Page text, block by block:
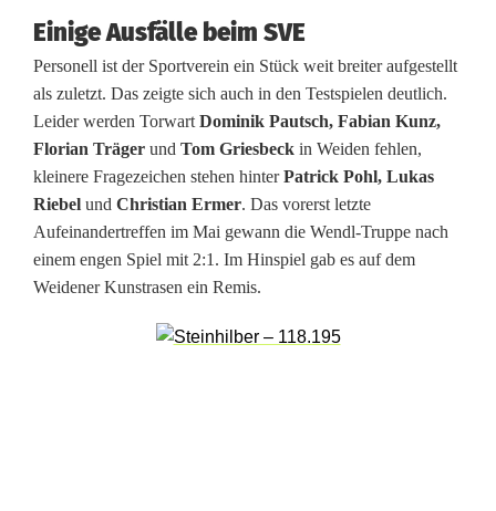
t
l
i
c
h
i
n
Einige Ausfälle beim SVE
Personell ist der Sportverein ein Stück weit breiter aufgestellt
als zuletzt. Das zeigte sich auch in den Testspielen deutlich.
Leider werden Torwart Dominik Pautsch, Fabian Kunz,
Florian Träger und Tom Griesbeck in Weiden fehlen,
kleinere Fragezeichen stehen hinterPatrick Pohl, Lukas
Riebel und Christian Ermer. Das vorerst letzte
Aufeinandertreffen im Mai gewann die Wendl-Truppe nach
einem engen Spiel mit 2:1. Im Hinspiel gab es auf dem
Weidener Kunstrasen ein Remis.